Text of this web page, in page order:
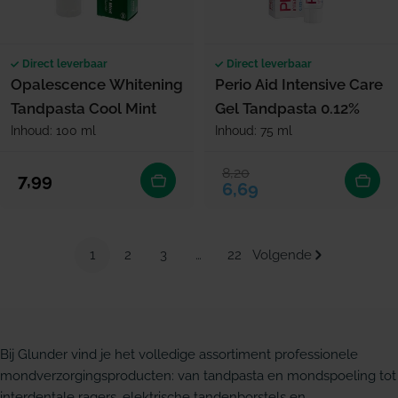
Direct leverbaar
Opalescence Whitening
Tandpasta Cool Mint
Inhoud: 100 ml
Normale prijs
7,99
Direct leverbaar
Perio Aid Intensive Care
Gel Tandpasta 0.12%
Inhoud: 75 ml
Verkoopprijs
6,69
Normale prijs
8,20
1 2 3 22 Volgende
Bij Glunder vind je het volledige assortiment professionele
mondverzorgingsproducten: van tandpasta en mondspoeling tot